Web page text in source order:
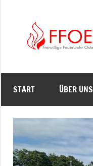
springen
START ÜBER UNS